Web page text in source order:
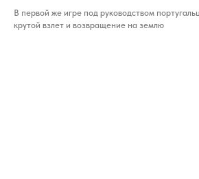
В первой же игре под руководством
крутой взлет и возвращение на землю